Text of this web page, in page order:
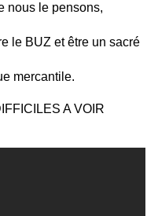
nous le pensons,
le BUZ et être un sacré
mercantile.
A VOIR